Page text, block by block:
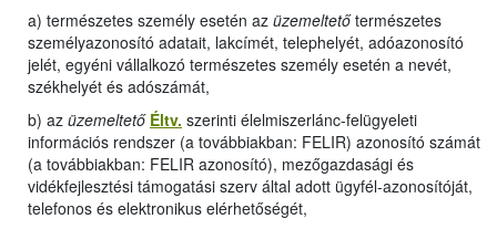
a) természetes személy esetén az üzemeltetőtermészetes
személyazonosító adatait, lakcímét, telephelyét, adóazonosító
jelét, egyéni vállalkozó természetes személy esetén a nevét,
székhelyét és adószámát,
b) az üzemeltető Éltv. szerinti élelmiszerlánc-felügyeleti
információs rendszer (a továbbiakban: FELIR) azonosító számát
(a továbbiakban: FELIR azonosító), mezőgazdasági és
vidékfejlesztési támogatási szerv által adott ügyfél-azonosítóját,
telefonos és elektronikus elérhetőségét,